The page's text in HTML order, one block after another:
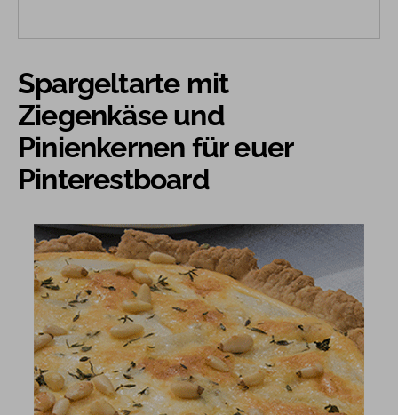
Spargeltarte mit
Ziegenkäse und
Pinienkernen für euer
Pinterestboard